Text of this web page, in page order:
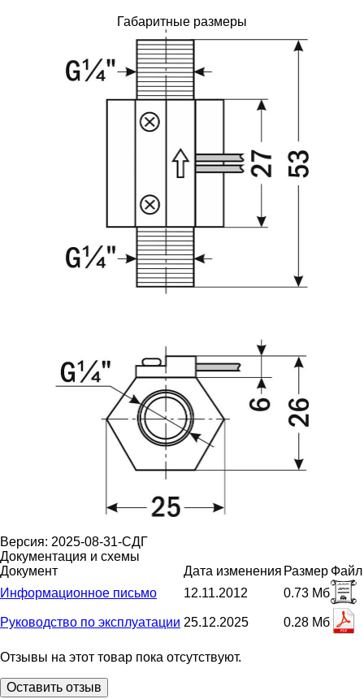
Габаритные размеры
Версия: 2025-08-31-СДГ
Документация и схемы
Документ
Дата изменения Размер Файл
Информационное письмо
12.11.2012 0.73 Мб
Руководство по эксплуатации 25.12.2025 0.28 Мб
Отзывы на этот товар пока отсутствуют.
Оставить отзыв